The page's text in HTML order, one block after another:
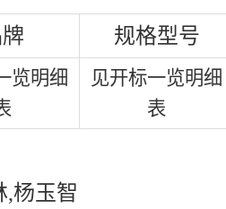
规格型号
览明细
见开标一览明细
表
,杨玉智